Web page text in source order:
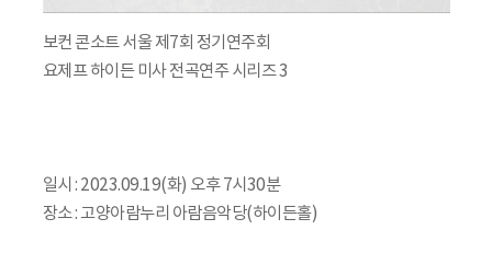
보컨 콘소트 서울 제7회 정기연주회
요제프 하이든 미사 전곡연주 시리즈 3
일시 : 2023.09.19(화) 오후 7시30분
장소 : 고양아람누리 아람음악당(하이든홀)